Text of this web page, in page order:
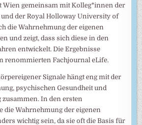
Wien gemeinsam mit Kolleg*innen der
der Royal Holloway University of
die Wahrnehmung der eigenen
und zeigt, dass sich diese in den
entwickelt. Die Ergebnisse
renommierten Fachjournal eLife.
Signale hängt eng mit der
psychischen Gesundheit und
In den ersten
die Wahrnehmung der eigenen
wichtig sein, da sie oft die Basis für